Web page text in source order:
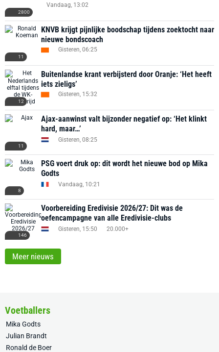
2800
Vandaag, 13:02
11
KNVB krijgt pijnlijke boodschap tijdens zoektocht naar
nieuwe bondscoach
Gisteren, 06:25
12
Buitenlandse krant verbijsterd door Oranje: ‘Het heeft
iets zieligs’
Gisteren, 15:32
11
Ajax-aanwinst valt bijzonder negatief op: ‘Het klinkt
hard, maar…’
Gisteren, 08:25
8
PSG voert druk op: dit wordt het nieuwe bod op Mika
Godts
Vandaag, 10:21
146
Voorbereiding Eredivisie 2026/27: Dit was de
oefencampagne van alle Eredivisie-clubs
Gisteren, 15:50 20.000+
Meer nieuws
Voetballers
Mika Godts
Julian Brandt
Ronald de Boer